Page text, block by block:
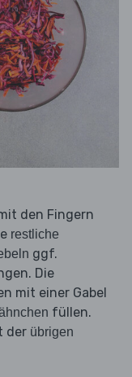
den Fingern
restliche
ggf.
Die
mit einer Gabel
füllen.
der übrigen